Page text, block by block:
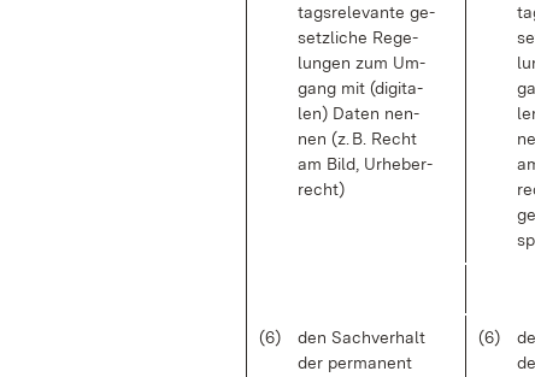
tags­re­le­van­te ge­
setz­li­che Re­ge­
lun­gen zum Um­
gang mit (di­gi­ta­
len) Da­ten nen­
nen (z. B. Recht
am Bild, Ur­he­ber­
recht)
(6)
den Sach­ver­halt
der per­ma­nent
(6)